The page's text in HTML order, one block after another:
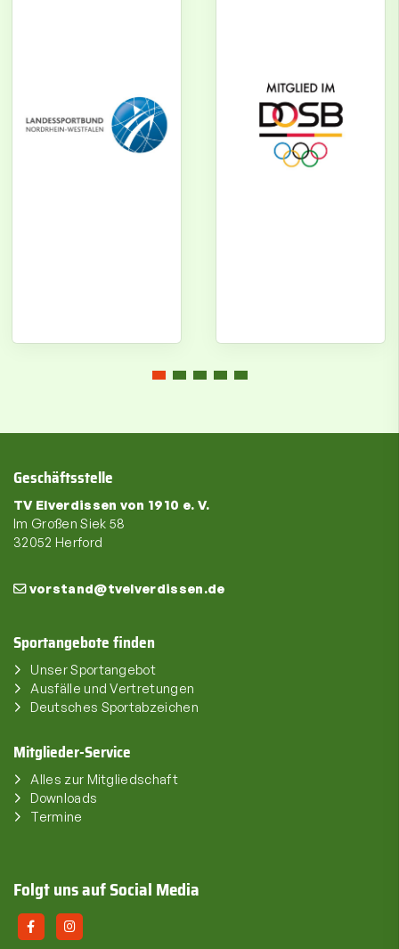
Geschäftsstelle
TV Elverdissen von 1910 e. V.
Im Großen Siek 58
32052 Herford
vorstand@tvelverdissen.de
Sportangebote finden
Unser Sportangebot
Ausfälle und Vertretungen
Deutsches Sportabzeichen
Mitglieder-Service
Alles zur Mitgliedschaft
Downloads
Termine
Folgt uns auf Social Media